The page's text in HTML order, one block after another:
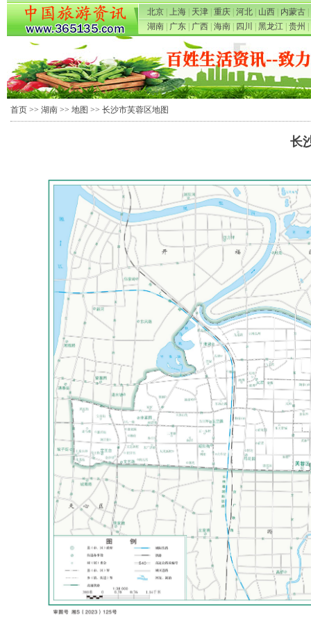
北京 上海 天津 重庆 河北 山西 内蒙古
湖南
广东 广西 海南 四川 黑龙江 贵州
首页 >> 湖南 >> 地图 >> 长沙市芙蓉区地图
长